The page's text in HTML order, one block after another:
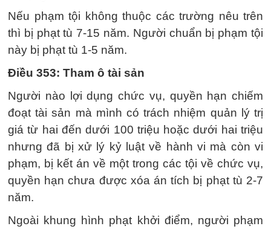
Nếu phạm tội không thuộc các trường nêu trên
thì bị phạt tù 7-15 năm. Người chuẩn bị phạm tội
này bị phạt tù 1-5 năm.
Điều 353: Tham ô tài sản
Người nào lợi dụng chức vụ, quyền hạn chiếm
đoạt tài sản mà mình có trách nhiệm quản lý trị
giá từ hai đến dưới 100 triệu hoặc dưới hai triệu
nhưng đã bị xử lý kỷ luật về hành vi mà còn vi
phạm, bị kết án về một trong các tội về chức vụ,
quyền hạn chưa được xóa án tích bị phạt tù 2-7
năm.
Ngoài khung hình phạt khởi điểm, người phạm